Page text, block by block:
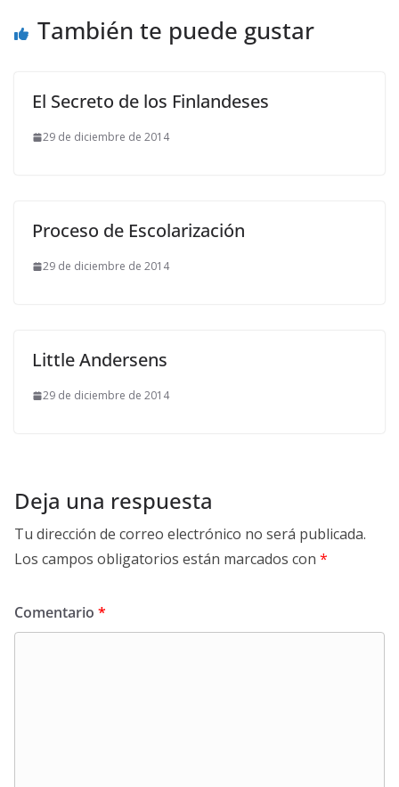
También te puede gustar
El Secreto de los Finlandeses
29 de diciembre de 2014
Proceso de Escolarización
29 de diciembre de 2014
Little Andersens
29 de diciembre de 2014
Deja una respuesta
Tu dirección de correo electrónico no será publicada.
Los campos obligatorios están marcados con *
Comentario *